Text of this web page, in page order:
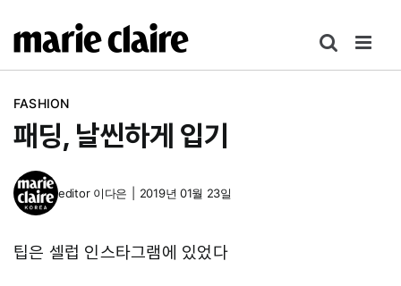
텐
FASHION
패딩, 날씬하게 입기
editor 이다은 2019년 01월 23일
팁은 셀럽 인스타그램에 있었다